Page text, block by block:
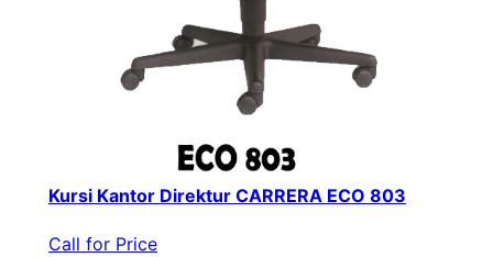
Kursi Kantor Direktur CARRERA ECO 803
Call for Price